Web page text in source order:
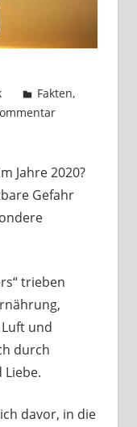
Fakten,
Jahre 2020?
Gefahr
trieben
und
durch
Liebe.
davor, in die